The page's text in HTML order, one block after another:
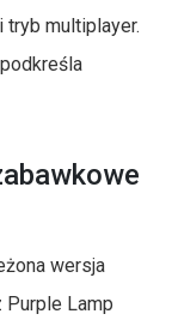
tryb multiplayer.
wersja
Lamp